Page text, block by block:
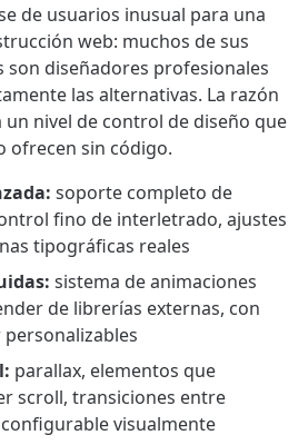
de usuarios inusual para una
web: muchos de sus
son diseñadores profesionales
las alternativas. La razón
un nivel de control de diseño que
ofrecen sin código.
soporte completo de
fino de interletrado, ajustes
tipográficas reales
sistema de animaciones
de librerías externas, con
parallax, elementos que
scroll, transiciones entre
visualmente